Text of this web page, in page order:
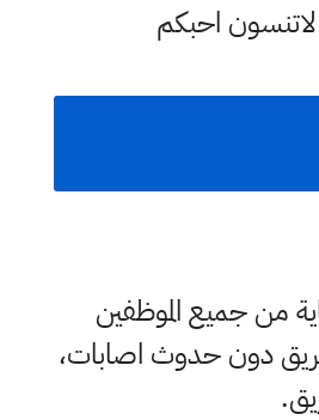
احبكم
من جميع الموظفين
دون حدوث اصابات،